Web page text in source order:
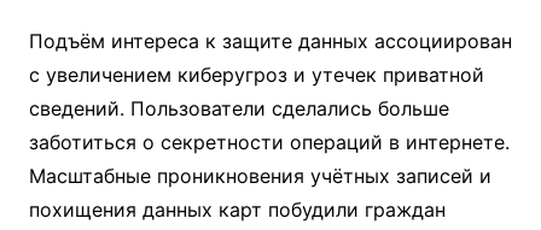
Подъём интереса к защите данных ассоциирован
с увеличением киберугроз и утечек приватной
сведений. Пользователи сделались больше
заботиться о секретности операций в интернете.
Масштабные проникновения учётных записей и
похищения данных карт побудили граждан